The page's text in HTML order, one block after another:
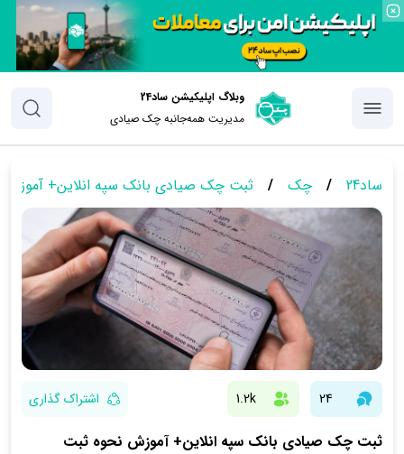
وبلاگ اپلیکیشن ساد24
مدیریت همه‌جانبه چک‌ صیادی
ساد24 / چک / ثبت چک صیادی بانک سپه انلاین+
24
1.2k اشتراک گذاری
ثبت چک صیادی بانک سپه انلاین+ آموزش نحوه ثبت